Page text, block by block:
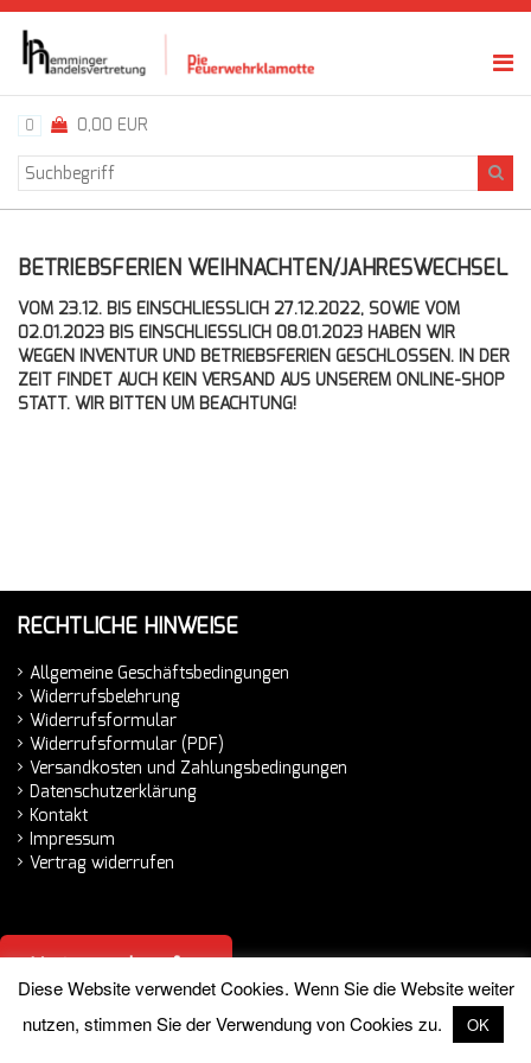
0 0,00 EUR
BETRIEBSFERIEN WEIHNACHTEN/JAHRESWECHSEL
VOM 23.12. BIS EINSCHLIESSLICH 27.12.2022, SOWIE VOM 0
2.01.2023 BIS EINSCHLIESSLICH 08.01.2023 HABEN WIR WE
GEN INVENTUR UND BETRIEBSFERIEN GESCHLOSSEN. IN DER ZEI
T FINDET AUCH KEIN VERSAND AUS UNSEREM ONLINE-SHOP STA
TT. WIR BITTEN UM BEACHTUNG!
RECHTLICHE HINWEISE
Allgemeine Geschäftsbedingungen
Widerrufsbelehrung
Widerrufsformular
Widerrufsformular (PDF)
Versandkosten und Zahlungsbedingungen
Datenschutzerklärung
Kontakt
Impressum
Vertrag widerrufen
Vertrag widerrufen
© 2026 Hemminger Handelsvertretung
Diese Website verwendet Cookies. Wenn Sie die Website weiter
nutzen, stimmen Sie der Verwendung von Cookies zu.
OK